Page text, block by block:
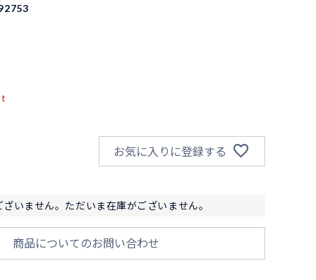
お気に入りに登録する
ざいません。ただいま在庫がございません。
商品についてのお問い合わせ